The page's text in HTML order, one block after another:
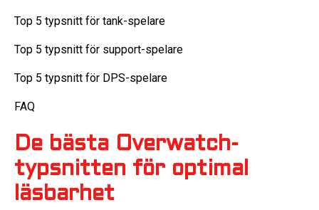
Top 5 typsnitt för tank-spelare
Top 5 typsnitt för support-spelare
Top 5 typsnitt för DPS-spelare
FAQ
De bästa Overwatch-
typsnitten för optimal
läsbarhet